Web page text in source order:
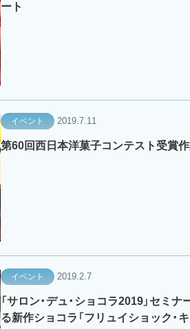
ート
イベント 2019.7.11
第60回西日本洋菓子コンテスト受賞作
イベント 2019.2.7
「サロン・デュ・ショコラ2019」セミ
る新作ショコラ「フリュイショック・キ